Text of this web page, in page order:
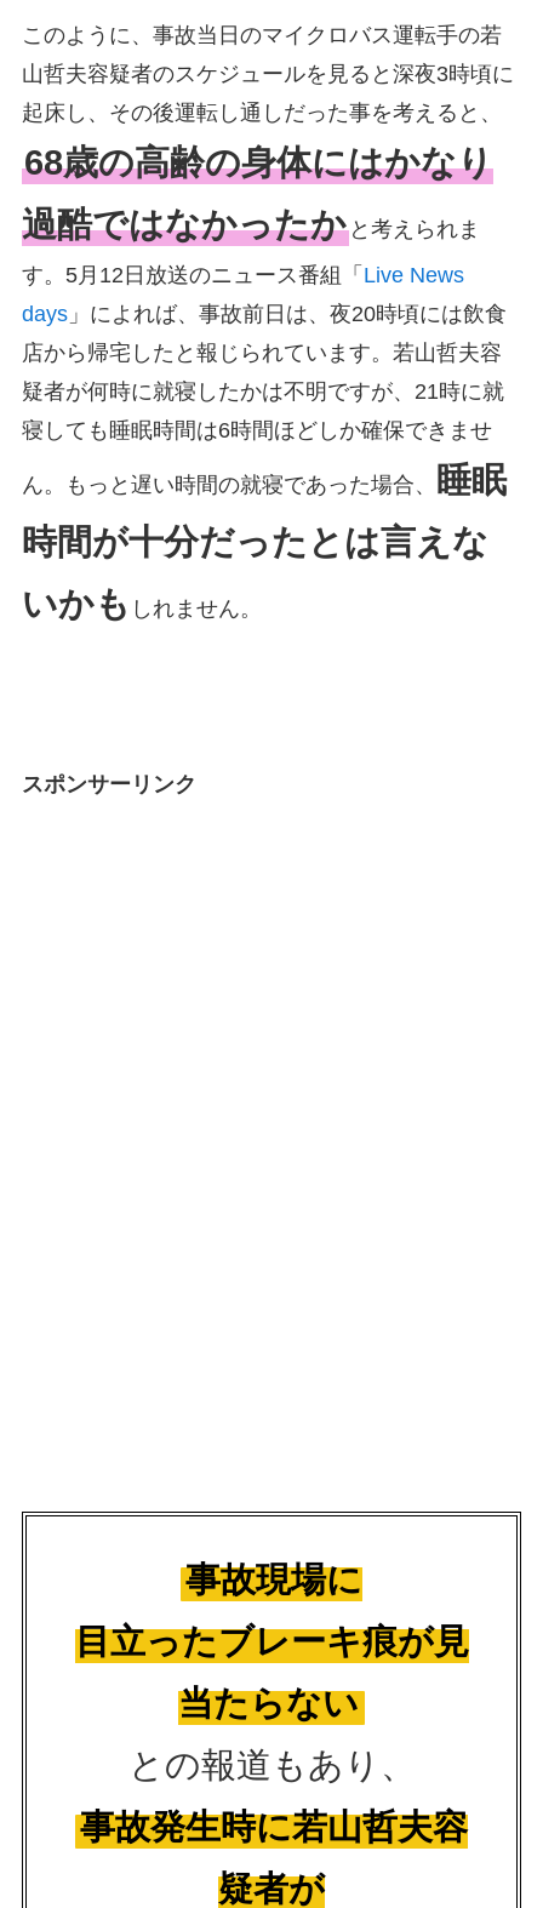
このように、事故当日のマイクロバス運転手の若
山哲夫容疑者のスケジュールを見ると深夜3時頃に
起床し、その後運転し通しだった事を考えると、
68歳の高齢の身体にはかなり
過酷ではなかったかと考えられま
す。5月12日放送のニュース番組「 Live News
days」によれば、事故前日は、夜20時頃には飲食
店から帰宅したと報じられています。若山哲夫容
疑者が何時に就寝したかは不明ですが、21時に就
寝しても睡眠時間は6時間ほどしか確保できませ
ん。もっと遅い時間の就寝であった場合、
睡眠
時間が十分だったとは言えな
いかも しれません。
スポンサーリンク
事故現場に
目立ったブレーキ痕が見
当たらない
との報道もあり、
事故発生時に若山哲夫容
疑者が